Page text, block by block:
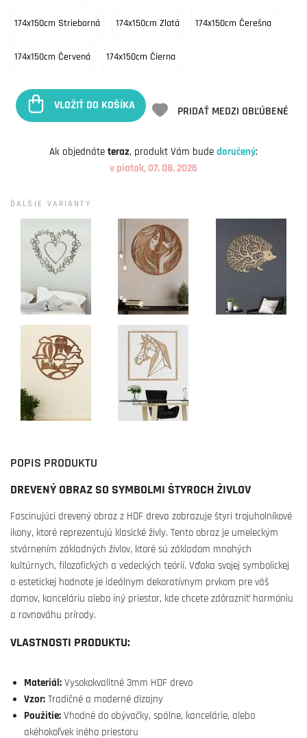
174x150cm Strieborná 174x150cm Zlatá 174x150cm Čerešna
174x150cm Červená 174x150cm Čierna
VLOŽIŤ DO KOŠÍKA PRIDAŤ MEDZI OBĽÚBENÉ
Ak objednáte teraz, produkt Vám bude doručený:
v piatok, 07. 08. 2026
ĎALŠIE VARIANTY
POPIS PRODUKTU
DREVENÝ OBRAZ SO SYMBOLMI ŠTYROCH ŽIVLOV
Fascinujúci drevený obraz z HDF dreva zobrazuje štyri trojuholníkové
ikony, ktoré reprezentujú klasické živly. Tento obraz je umeleckým
stvárnením základných živlov, ktoré sú základom mnohých
kultúrnych, filozofických a vedeckých teórií. Vďaka svojej symbolickej
a estetickej hodnote je ideálnym dekoratívnym prvkom pre váš
domov, kanceláriu alebo iný priestor, kde chcete zdôrazniť harmóniu
a rovnováhu prírody.
VLASTNOSTI PRODUKTU:
Materiál: Vysokokvalitné 3mm HDF drevo
Vzor: Tradičné a moderné dizajny
Použitie: Vhodné do obývačky, spálne, kancelárie, alebo
akéhokoľvek iného priestoru